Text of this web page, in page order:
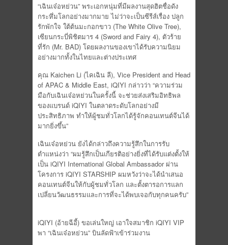
“เฉินเจ๋อหย่วน” พระเอกหนุ่มที่มีผลงานสุดฮิตชื่อดัง
กระหึ่มโลกอย่างมากมาย ไม่ว่าจะเป็นซีรีส์เรื่อง ปลูก
รักพักใจ ใต้ต้นมะกอกขาว (The White Olive Tree),
เซียนกระบี่พิชิตมาร 4 (Sword and Fairy 4), ตัวร้าย
ที่รัก (Mr. BAD) โดยผลงานของเขาได้รับความนิยม
อย่างมากทั้งในไทยและต่างประเทศ
คุณ Kaichen Li (ไคเฉิน ลี), Vice President and Head
of APAC & Middle East, iQIYI กล่าวว่า “ความร่วม
มือกับเฉินเจ๋อหย่วนในครั้งนี้ จะช่วยส่งเสริมอิทธิพล
ของแบรนด์ iQIYI ในตลาดระดับโลกอย่างมี
ประสิทธิภาพ ทำให้ผู้ชมทั่วโลกได้รู้จักคอนเทนต์จีนได้
มากยิ่งขึ้น”
เฉินเจ๋อหย่วน ยังได้กล่าวถึงความรู้สึกในการรับ
ตำแหน่งว่า “ผมรู้สึกเป็นเกียรติอย่างยิ่งที่ได้รับแต่งตั้งให้
เป็น iQIYI International Global Ambassador ผ่าน
โครงการ iQIYI STARSHIP ผมหวังว่าจะได้นำเสนอ
คอนเทนต์จีนให้กับผู้ชมทั่วโลก และตั้งตารอการแลก
เปลี่ยนวัฒนธรรมและการที่จะได้พบเจอกับทุกคนครับ”
iQIYI (อ้ายฉีอี้) ขอเล่นใหญ่ เอาใจสมาชิก iQIYI VIP
พา “เฉินเจ๋อหย่วน” บินลัดฟ้าเข้าร่วมงาน